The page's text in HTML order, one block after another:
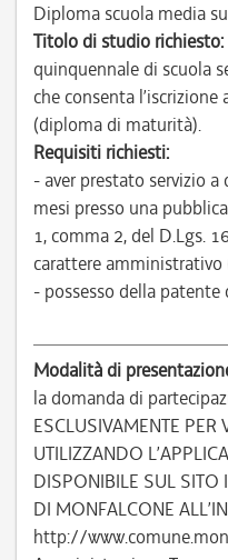
Diploma scuola media
Titolo di studio richiesto:
quinquennale di scuola
che consenta
(diploma di maturità).
Requisiti richiesti:
- aver prestato servizio
mesi presso una
1, comma 2, del D.Lgs.
carattere amministrativo
- possesso della patente
Modalità di
la domanda di
ESCLUSIVAMENTE PER
UTILIZZANDO
DISPONIBILE SUL SITO
DI MONFALCONE
http://